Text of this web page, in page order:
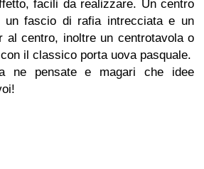
facili da realizzare. Un centro
un fascio di rafia intrecciata e un
al centro, inoltre un centrotavola o
il classico porta uova pasquale.
ne pensate e magari che idee